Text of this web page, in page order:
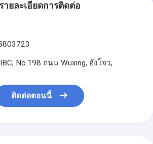
รายละเอียดการติดต่อ
No.198 ถนน Wuxing, ฮังโจว,
ติดต่อตอนนี้